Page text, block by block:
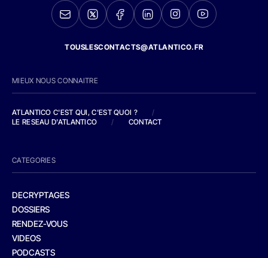
TOUSLESCONTACTS@ATLANTICO.FR
MIEUX NOUS CONNAITRE
ATLANTICO C'EST QUI, C'EST QUOI ?
/
LE RESEAU D'ATLANTICO
/ CONTACT
CATEGORIES
DECRYPTAGES
DOSSIERS
RENDEZ-VOUS
VIDEOS
PODCASTS